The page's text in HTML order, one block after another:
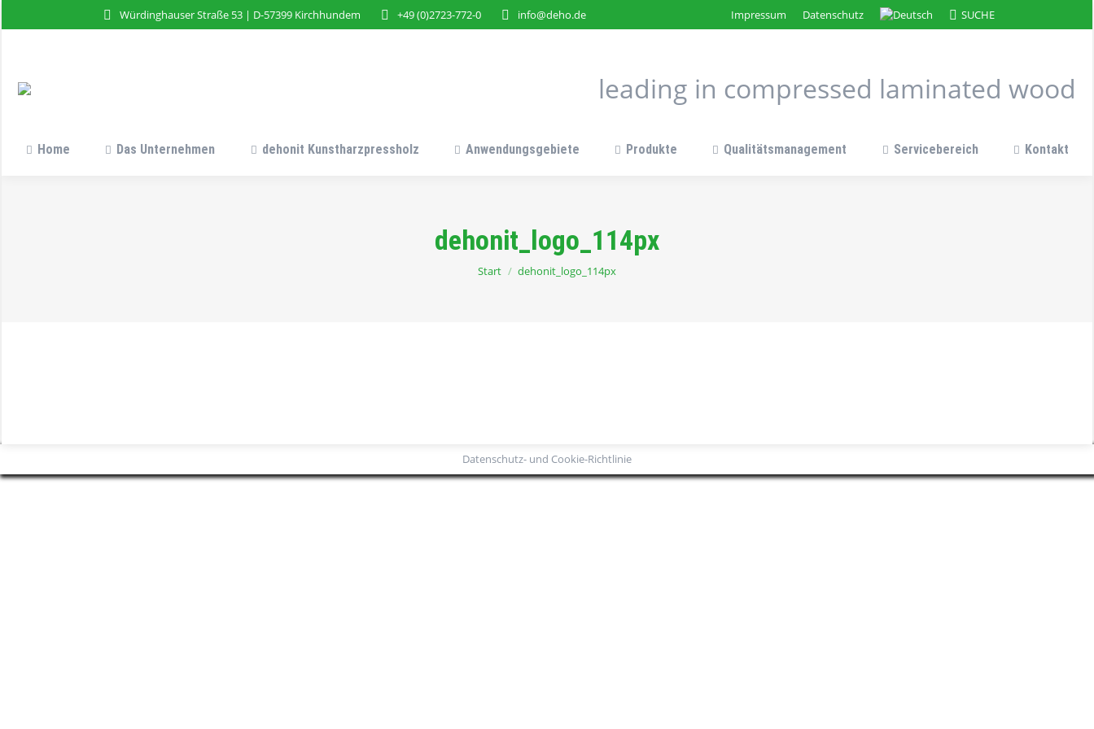
Würdinghauser Straße 53 | D-57399 Kirchhundem +49 (0)2723-772-0 info@deho.de Impressum Datenschutz Search:
SUCHE
leading in compressed laminated wood
Home Das Unternehmen dehonit Kunstharzpressholz Anwendungsgebiete Produkte Qualitätsmanagement Servicebereich Kontakt
dehonit_logo_114px
Sie befinden sich hier:
Start dehonit_logo_114px
Datenschutz- und Cookie-Richtlinie